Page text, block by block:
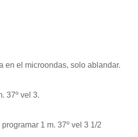
en el microondas, solo ablandar.
37º vel 3.
1 m. 37º vel 3 1/2